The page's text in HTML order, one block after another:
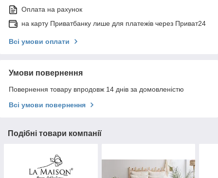
Оплата на рахунок
на карту Приватбанку лише для платежів через Приват24
Всі умови оплати
Умови повернення
Повернення товару впродовж 14 днів за домовленістю
Всі умови повернення
Подібні товари компанії